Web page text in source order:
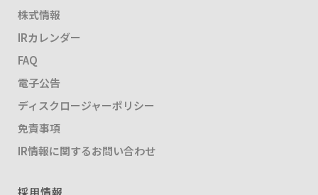
株式情報
IRカレンダー
FAQ
電子公告
ディスクロージャーポリシー
免責事項
IR情報に関するお問い合わせ
採用情報